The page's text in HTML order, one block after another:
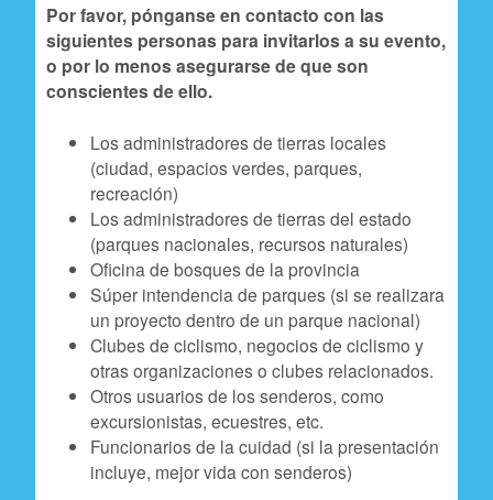
Por favor, pónganse en contacto con las
siguientes personas para invitarlos a su evento,
o por lo menos asegurarse de que son
conscientes de ello.
Los administradores de tierras locales
(ciudad, espacios verdes, parques,
recreación)
Los administradores de tierras del estado
(parques nacionales, recursos naturales)
Oficina de bosques de la provincia
Súper intendencia de parques (si se realizara
un proyecto dentro de un parque nacional)
Clubes de ciclismo, negocios de ciclismo y
otras organizaciones o clubes relacionados.
Otros usuarios de los senderos, como
excursionistas, ecuestres, etc.
Funcionarios de la cuidad (si la presentación
incluye, mejor vida con senderos)